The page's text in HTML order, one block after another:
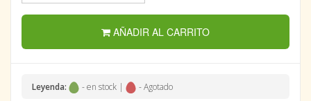
AÑADIR AL CARRITO
Leyenda: - en stock | - Agotado